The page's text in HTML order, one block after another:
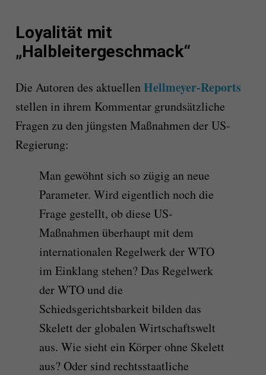
Loyalität mit
„Halbleitergeschmack“
Die Autoren des aktuellenHellmeyer-Reports
stellen in ihrem Kommentar grundsätzliche
Fragen zu den jüngsten Maßnahmen der US-
Regierung:
Man gewöhnt sich so zügig an neue
Parameter. Wird eigentlich noch die
Frage gestellt, ob diese US-
Maßnahmen überhaupt mit dem
internationalen Regelwerk der WTO
im Einklang stehen? Das Regelwerk
der WTO und die
Schiedsgerichtsbarkeit bilden das
Skelett der globalen Wirtschaftswelt
aus. Wie sieht ein Körper ohne Skelett
aus? Oder sind rechtsstaatliche